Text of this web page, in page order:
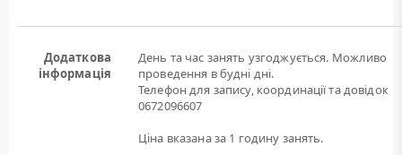
Додаткова
інформація
День та час занять узгоджується. Можливо
проведення в будні дні.
Телефон для запису, координації та довідок
0672096607
Ціна вказана за 1 годину занять.